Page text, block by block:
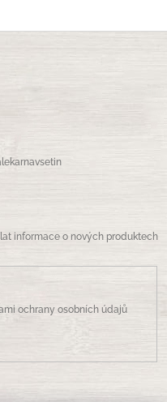
informace o nových produktech
ochrany osobních údajů